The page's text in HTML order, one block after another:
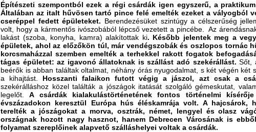
Építészeti szempontból ezek a régi csárdák igen egyszerű, a
Általában az italt hűvösen tartó pince felé emelték ezeket a vályogból
cseréppel fedett épületeket. Berendezésüket szintúgy a célszerűség
volt, hogy a kármentős ivószobából lépcső vezetett a pincébe. Az
lakást (szoba, konyha, kamra) alakítottak ki. Később jelentek meg a
épületek, ahol az előzőkön túl, már vendégszobák és oszlopos tornác
korcsmaházzal szemben emelték a terhekkel rakott fogatok
tágas épületet: az igavonó állatoknak is szállást adó szekérállást.Sőt,
beérők is abban találtak oltalmat, néhány órás nyugodalmat, s két végén két
a kihajtást. Hosszanti falaikon futott végig a jászol, azt csak a
szekérálláshoz közel találták a jószágok itatását szolgáló gémeskutat,
legelőt.A csárdák kialakulástörténetének fontos történelmi
évszázadokon keresztül Európa hús éléskamrája volt. A hajcsárok,
terelték a jószágokat a morva, osztrák, német, lengyel és olasz
országnak hozott nagy hasznot, hanem Debrecen Városának is
folyamat szereplőinek alapvető szálláshelyei voltak a csárdák.